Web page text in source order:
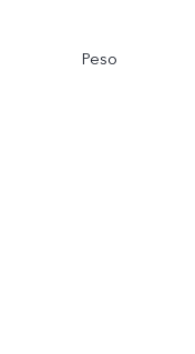
Peso